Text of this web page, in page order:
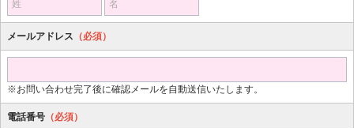
姓 名
メールアドレス （必須）
※お問い合わせ完了後に確認メールを自動送信いたします。
電話番号 （必須）